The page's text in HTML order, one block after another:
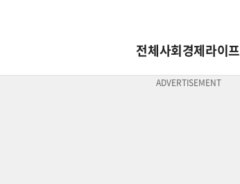
전체사회경제라이프